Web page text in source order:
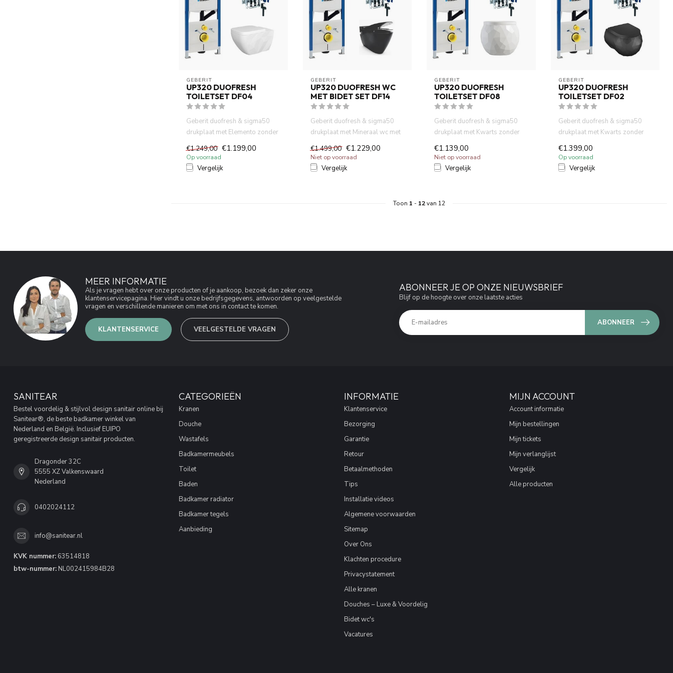
GEBERIT
UP320 DUOFRESH
TOILETSET DF04
Geberit duofresh & sigma50
drukplaat met Elemento zonder
€1.249,00 €1.199,00
Op voorraad
Vergelijk
GEBERIT
UP320 DUOFRESH WC
MET BIDET SET DF14
Geberit duofresh & sigma50
drukplaat met Mineraal wc met
€1.499,00 €1.229,00
Niet op voorraad
Vergelijk
GEBERIT
UP320 DUOFRESH
TOILETSET DF08
Geberit duofresh & sigma50
drukplaat met Kwarts zonder
€1.139,00
Niet op voorraad
Vergelijk
GEBERIT
UP320 DUOFRESH
TOILETSET DF02
Geberit duofresh & sigma50
drukplaat met Kwarts zonder
€1.399,00
Op voorraad
Vergelijk
Toon 1 - 12van 12
MEER INFORMATIE
Als je vragen hebt over onze producten of je aankoop, bezoek dan zeker onze
klantenservicepagina. Hier vindt u onze bedrijfsgegevens, antwoorden op veelgestelde
vragen en verschillende manieren om met ons in contact te komen.
KLANTENSERVICE VEELGESTELDE VRAGEN
ABONNEER JE OP ONZE NIEUWSBRIEF
Blijf op de hoogte over onze laatste acties
ABONNEER
SANITEAR
Bestel voordelig & stijlvol design sanitair online bij
Sanitear®, de beste badkamer winkel van
Nederland en België. Inclusief EUIPO
geregistreerde design sanitair producten.
Dragonder 32C
5555 XZ Valkenswaard
Nederland
0402024112
info@sanitear.nl
KVK nummer: 63514818
btw-nummer: NL002415984B28
CATEGORIEËN
Kranen
Douche
Wastafels
Badkamermeubels
Toilet
Baden
Badkamer radiator
Badkamer tegels
Aanbieding
INFORMATIE
Klantenservice
Bezorging
Garantie
Retour
Betaalmethoden
Tips
Installatie videos
Algemene voorwaarden
Sitemap
Over Ons
Klachten procedure
Privacystatement
Alle kranen
Douches – Luxe & Voordelig
Bidet wc's
Vacatures
MIJN ACCOUNT
Account informatie
Mijn bestellingen
Mijn tickets
Mijn verlanglijst
Vergelijk
Alle producten